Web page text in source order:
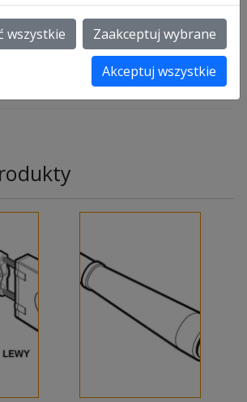
dodatkowe
wszystkie Zaakceptuj wybrane
Akceptuj wszystkie